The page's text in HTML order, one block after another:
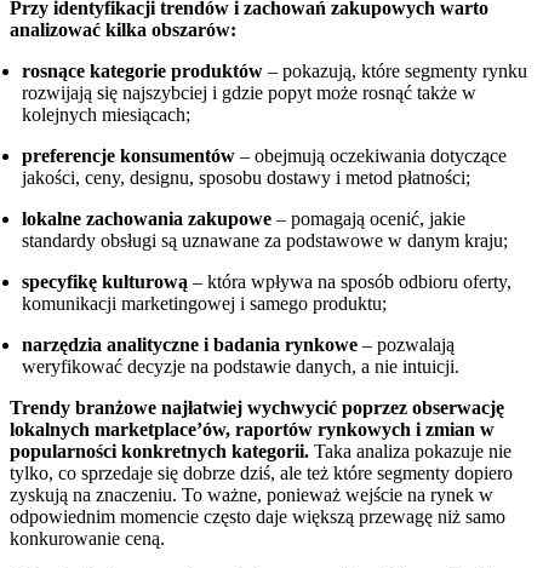
Przy identyfikacji trendów i zachowań zakupowych warto
analizować kilka obszarów:
rosnące kategorie produktów – pokazują, które segmenty rynku
rozwijają się najszybciej i gdzie popyt może rosnąć także w
kolejnych miesiącach;
preferencje konsumentów – obejmują oczekiwania dotyczące
jakości, ceny, designu, sposobu dostawy i metod płatności;
lokalne zachowania zakupowe – pomagają ocenić, jakie
standardy obsługi są uznawane za podstawowe w danym kraju;
specyfikę kulturową – która wpływa na sposób odbioru oferty,
komunikacji marketingowej i samego produktu;
narzędzia analityczne i badania rynkowe – pozwalają
weryfikować decyzje na podstawie danych, a nie intuicji.
Trendy branżowe najłatwiej wychwycić poprzez obserwację
lokalnych marketplace’ów, raportów rynkowych i zmian w
popularności konkretnych kategorii. Taka analiza pokazuje nie
tylko, co sprzedaje się dobrze dziś, ale też które segmenty dopiero
zyskują na znaczeniu. To ważne, ponieważ wejście na rynek w
odpowiednim momencie często daje większą przewagę niż samo
konkurowanie ceną.